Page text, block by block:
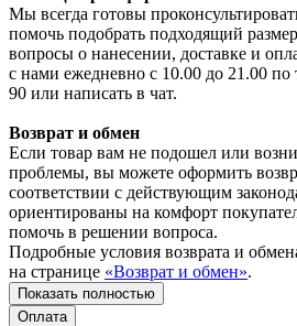
Мы всегда готовы
помочь подобрать подходящий
вопросы о нанесении, доставке и
с нами ежедневно с 10.00 до 21.00 по
90 или написать в чат.
Возврат и обмен
Если товар вам не подошел или
проблемы, вы можете оформить
соответствии с действующим
ориентированы на комфорт
помочь в решении вопроса.
Подробные условия возврата и
на странице «Возврат и обмен».
Показать полностью
Оплата